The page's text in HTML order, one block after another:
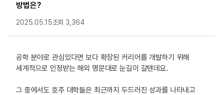
방법은?
2025.05.15조회 3,364
공학 분야로 관심있다면 보다 확장된 커리어를 개발하기 위해
세계적으로 인정받는 해외 명문대로 눈길이 갈텐데요.
그 중에서도 호주 대학들은 최근까지 두드러진 성과를 나타내고